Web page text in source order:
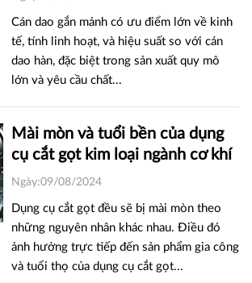
Cán dao gắn mảnh có ưu điểm lớn về kinh
tế, tính linh hoạt, và hiệu suất so với cán
dao hàn, đặc biệt trong sản xuất quy mô
lớn và yêu cầu chất...
Mài mòn và tuổi bền của dụng
cụ cắt gọt kim loại ngành cơ khí
Ngày:09/08/2024
Dụng cụ cắt gọt đều sẽ bị mài mòn theo
những nguyên nhân khác nhau. Điều đó
ảnh hưởng trực tiếp đến sản phẩm gia công
và tuổi thọ của dụng cụ cắt gọt...